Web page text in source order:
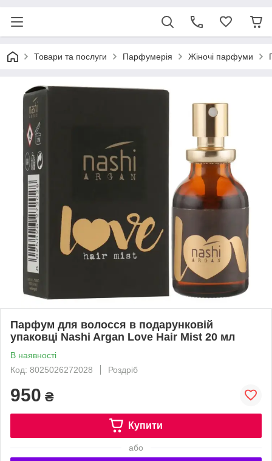
Товари та послуги Парфумерія Жіночі парфуми
Парфум для волосся в подарунковій
упаковці Nashi Argan Love Hair Mist 20 мл
В наявності
Код: 8025026272028
Роздріб
950 ₴
Купити
або